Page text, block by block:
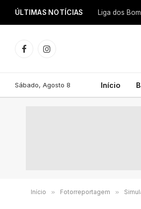
ÚLTIMAS NOTÍCIAS
FacebookInstagram
Sábado, Agosto 8 Início
Início » Fotorreportagem »